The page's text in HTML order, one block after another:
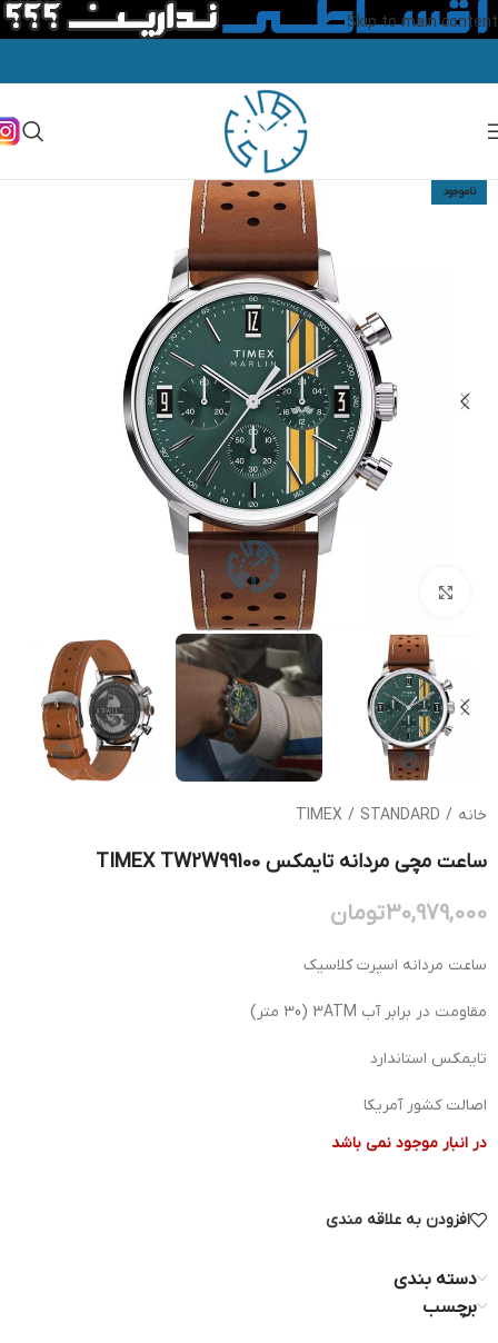
Skip to main content
ناموجود
خانه /
TIMEX / STANDARD
ساعت مچی مردانه تایمکس TIMEX TW2W99100
30,979,000تومان
ساعت مردانه اسپرت کلاسیک
مقاومت در برابر آب 3ATM (30 متر)
تایمکس استاندارد
اصالت کشور آمریکا
در انبار موجود نمی باشد
افزودن به علاقه مندی
دسته بندی
برچسب